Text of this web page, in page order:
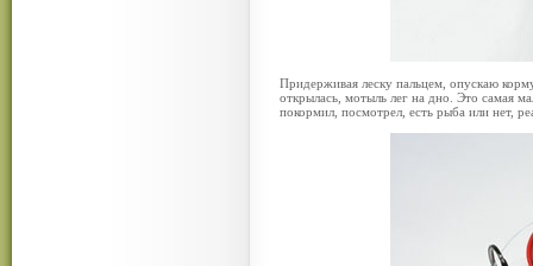
Придерживая леску пальцем, опускаю
открылась, мотыль лег на дно. Это самая
покормил, посмотрел, есть рыба или нет,